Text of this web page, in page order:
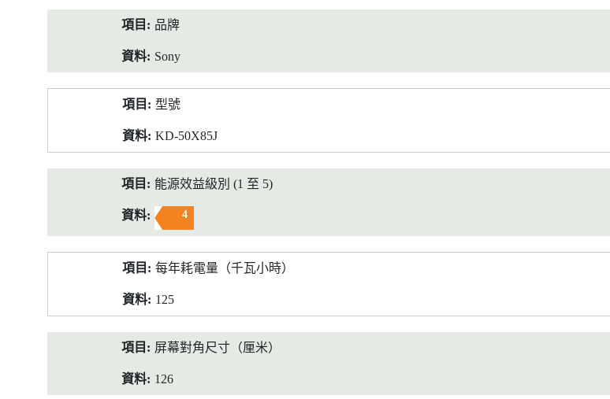
品牌
Sony
型號
KD-50X85J
能源效益級別 (1 至 5)
4
每年耗電量（千瓦小時）
125
屏幕對角尺寸（厘米）
126